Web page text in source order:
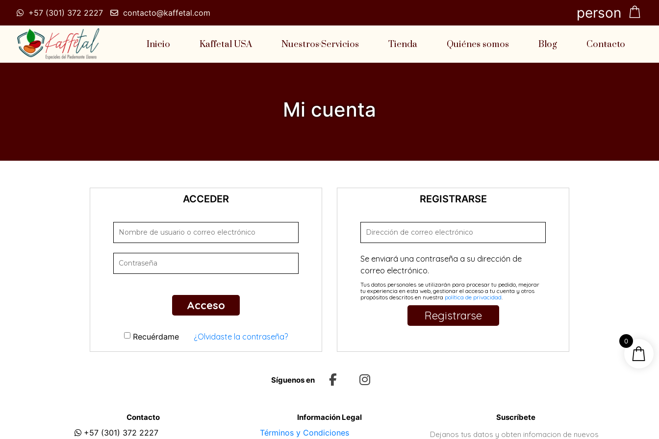
+57 (301) 372 2227 contacto@kaffetal.com person
Inicio Kaffetal USA Nuestros Servicios Tienda Quiénes somos Blog Contacto
Mi cuenta
ACCEDER
Acceso
Recuérdame ¿Olvidaste la contraseña?
REGISTRARSE
Se enviará una contraseña a su dirección de
correo electrónico.
Tus datos personales se utilizarán para procesar tu pedido, mejorar
tu experiencia en esta web, gestionar el acceso a tu cuenta y otros
propósitos descritos en nuestra política de privacidad.
Registrarse
Síguenos en
Contacto
+57 (301) 372 2227
Información Legal
Términos y Condiciones
Suscríbete
Dejanos tus datos y obten infomacion de nuevos
0